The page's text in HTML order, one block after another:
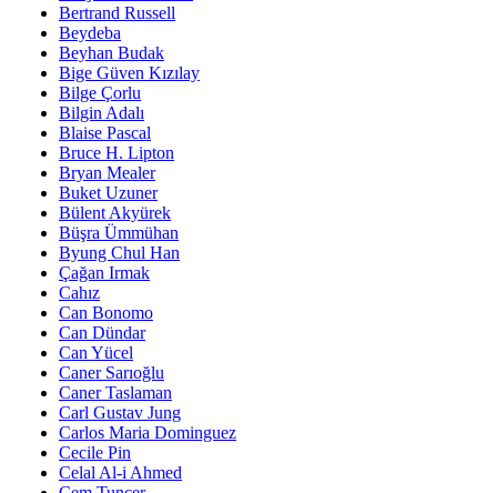
Bertrand Russell
Beydeba
Beyhan Budak
Bige Güven Kızılay
Bilge Çorlu
Bilgin Adalı
Blaise Pascal
Bruce H. Lipton
Bryan Mealer
Buket Uzuner
Bülent Akyürek
Büşra Ümmühan
Byung Chul Han
Çağan Irmak
Cahız
Can Bonomo
Can Dündar
Can Yücel
Caner Sarıoğlu
Caner Taslaman
Carl Gustav Jung
Carlos Maria Dominguez
Cecile Pin
Celal Al-i Ahmed